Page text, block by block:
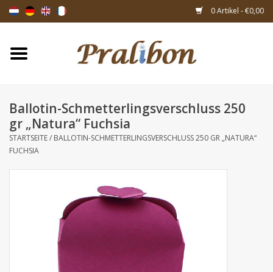
0 Artikel - €0,00
Startseite
Taschen & Beuteln
Geschenksartikeln
Verpackungsmaterialien
Ballotin-Schmetterlingsverschluss 250
gr „Natura“ Fuchsia
STARTSEITE/ BALLOTIN-SCHMETTERLINGSVERSCHLUSS 250 GR „NATURA“
FUCHSIA